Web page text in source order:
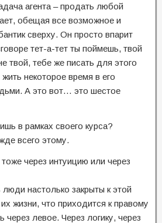
агента – продать любой
обещая все возможное и
сверху. Он просто впарит
тет-а-тет ты поймешь, твой
твой, тебе же писать для этого
некоторое время в его
А это вот… это шестое
в рамках своего курса?
всего этому.
через интуицию или через
люди настолько закрыты к этой
жизни, что приходится к правому
левое. Через логику, через